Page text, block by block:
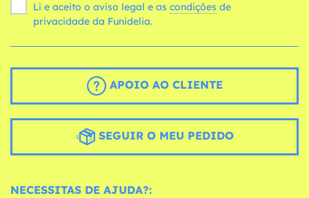
Li e aceito o aviso legal e as condições
privacidade da Funidelia.
APOIO AO CLIENTE
SEGUIR O MEU PEDIDO
NECESSITAS DE AJUDA?: